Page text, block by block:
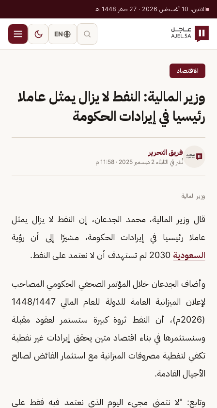
الاثنين، 10 أغسطس 2026 · 27 صفر 1448 هـ
EN
الاقتصاد
وزير المالية: النفط لا يزال يمثل عاملا
رئيسيا في إيرادات الحكومة
فريق التحرير
نُشر في الثلاثاء 2 ديسمبر 2025 · 11:58 م
وزير المالية
قال وزير المالية، محمد الجدعان، إن النفط لا يزال يمثل
عاملا رئيسيا في إيرادات الحكومة، مشيرًا إلى أن رؤية
السعودية
وأضاف الجدعان خلال المؤتمر الصحفي الحكومي المصاحب
لإعلان الميزانية العامة للدولة للعام المالي 1448/1447
(2026م)، أن النفط ثروة كبيرة ستستمر لعقود مقبلة
وسنستثمرها في بناء اقتصاد متين يحقق إيرادات غير نفطية
تكفي لتغطية مصروفات الميزانية مع استثمار الفائض لصالح
الأجيال القادمة.
وتابع: "لا نتمنى مجيء اليوم الذي نعتمد فيه فقط على